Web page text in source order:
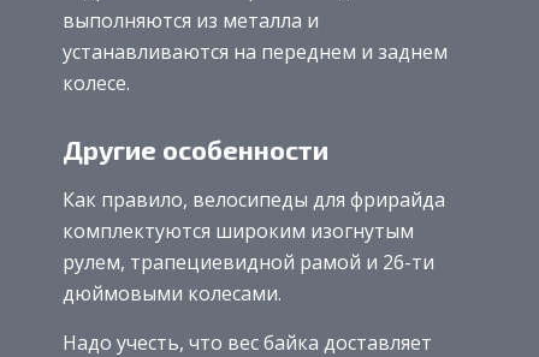
выполняются из металла и
устанавливаются на переднем и заднем
колесе.
Другие особенности
Как правило, велосипеды для фрирайда
комплектуются широким изогнутым
рулем, трапециевидной рамой и 26-ти
дюймовыми колесами.
Надо учесть, что вес байка доставляет